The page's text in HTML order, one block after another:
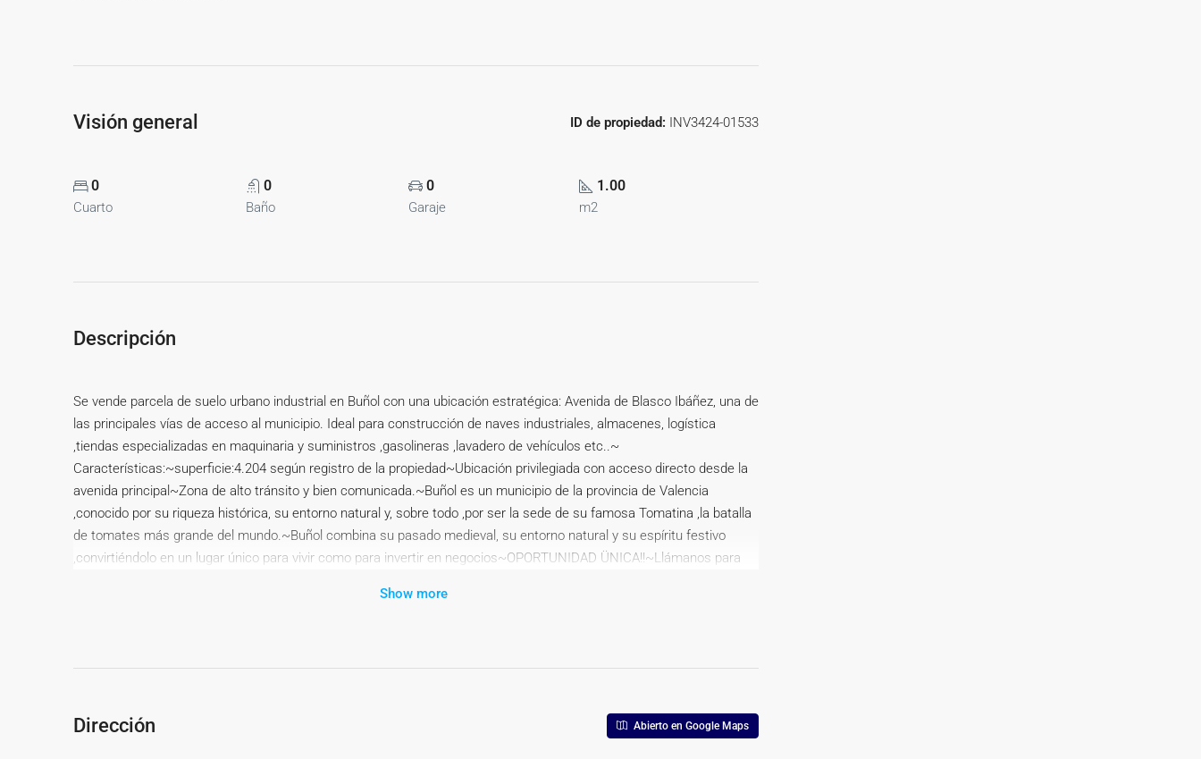
Visión general ID de propiedad: INV3424-01533
0
Cuarto
0
Baño
0
Garaje
1.00
m2
Descripción
Se vende parcela de suelo urbano industrial en Buñol con una ubicación estratégica: Avenida de Blasco Ibáñez, una de
las principales vías de acceso al municipio. Ideal para construcción de naves industriales, almacenes, logística
,tiendas especializadas en maquinaria y suministros ,gasolineras ,lavadero de vehículos etc..~
Características:~superficie:4.204 según registro de la propiedad~Ubicación privilegiada con acceso directo desde la
avenida principal~Zona de alto tránsito y bien comunicada.~Buñol es un municipio de la provincia de Valencia
,conocido por su riqueza histórica, su entorno natural y, sobre todo ,por ser la sede de su famosa Tomatina ,la batalla
de tomates más grande del mundo.~Buñol combina su pasado medieval, su entorno natural y su espíritu festivo
,convirtiéndolo en un lugar único para vivir como para invertir en negocios~OPORTUNIDAD ÜNICA!!~Llámanos para
Show more
Dirección Abierto en Google Maps